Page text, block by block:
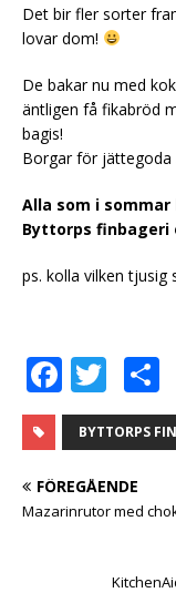
Det bir fler sorter
lovar dom!
De bakar nu med
äntligen få fikabröd
bagis!
Borgar för jättegoda
Alla som i
Byttorps finbageri
ps. kolla vilken tjusig
F
a
c
e
b
T
w
it
te
r
BYTTORPS
FÖREGÅENDE
Mazarinrutor med